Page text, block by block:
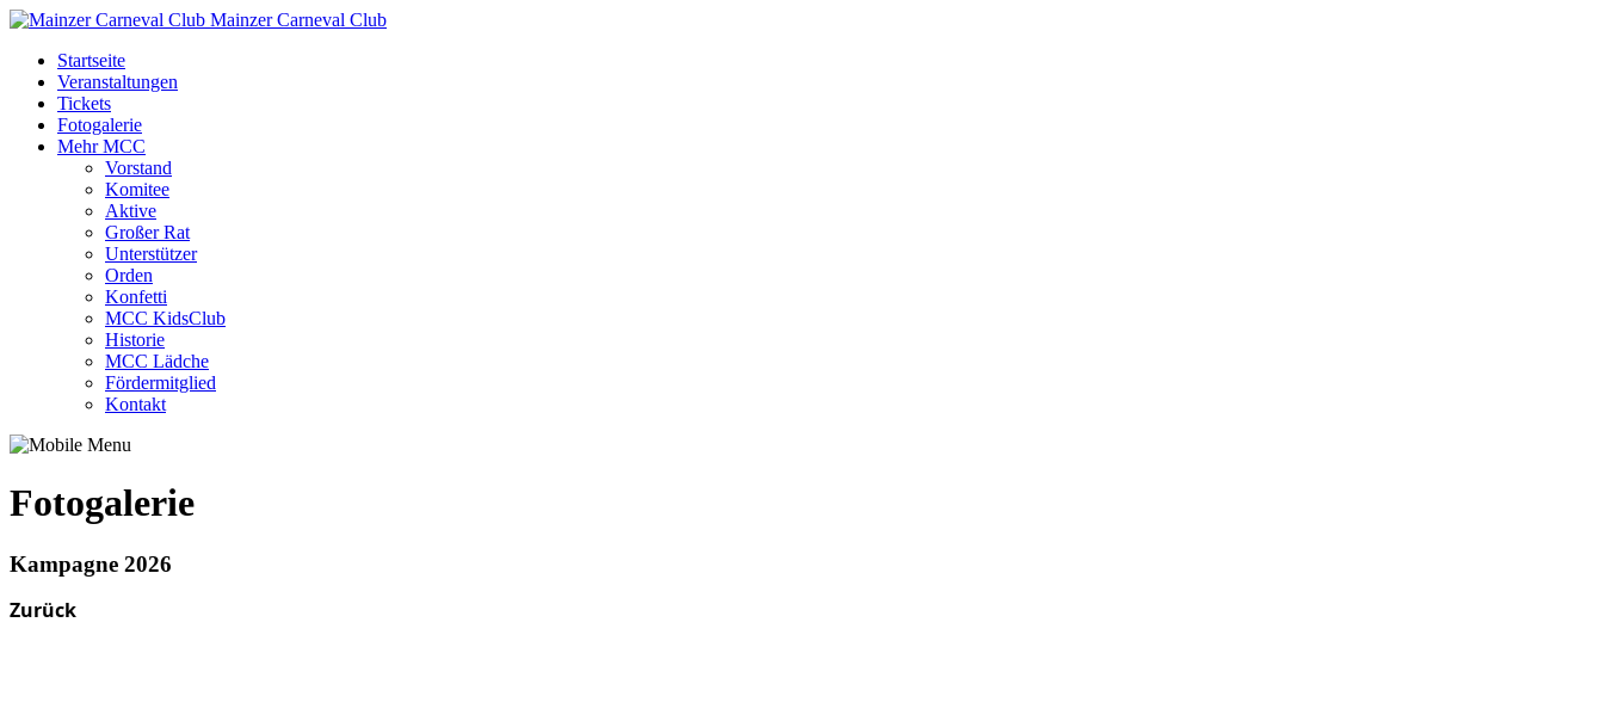
Mainzer Carneval Club
Startseite
Veranstaltungen
Tickets
Fotogalerie
Mehr MCC
Vorstand
Komitee
Aktive
Großer Rat
Unterstützer
Orden
Konfetti
MCC KidsClub
Historie
MCC Lädche
Fördermitglied
Kontakt
Fotogalerie
Kampagne 2026
Zurück